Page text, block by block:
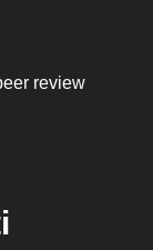
review